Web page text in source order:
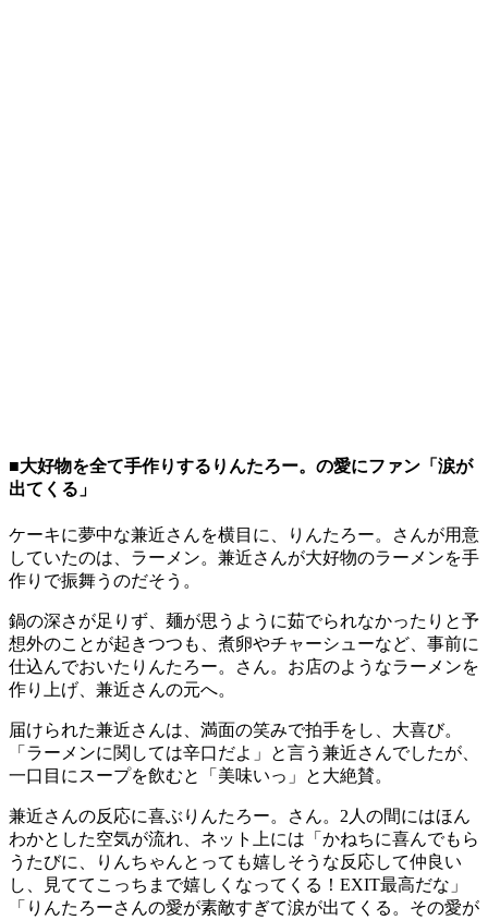
■大好物を全て手作りするりんたろー。の愛にファン「涙が
出てくる」
ケーキに夢中な兼近さんを横目に、りんたろー。さんが用意
していたのは、ラーメン。兼近さんが大好物のラーメンを手
作りで振舞うのだそう。
鍋の深さが足りず、麺が思うように茹でられなかったりと予
想外のことが起きつつも、煮卵やチャーシューなど、事前に
仕込んでおいたりんたろー。さん。お店のようなラーメンを
作り上げ、兼近さんの元へ。
届けられた兼近さんは、満面の笑みで拍手をし、大喜び。
「ラーメンに関しては辛口だよ」と言う兼近さんでしたが、
一口目にスープを飲むと「美味いっ」と大絶賛。
兼近さんの反応に喜ぶりんたろー。さん。2人の間にはほん
わかとした空気が流れ、ネット上には「かねちに喜んでもら
うたびに、りんちゃんとっても嬉しそうな反応して仲良い
し、見ててこっちまで嬉しくなってくる！EXIT最高だな」
「りんたろーさんの愛が素敵すぎて涙が出てくる。その愛が